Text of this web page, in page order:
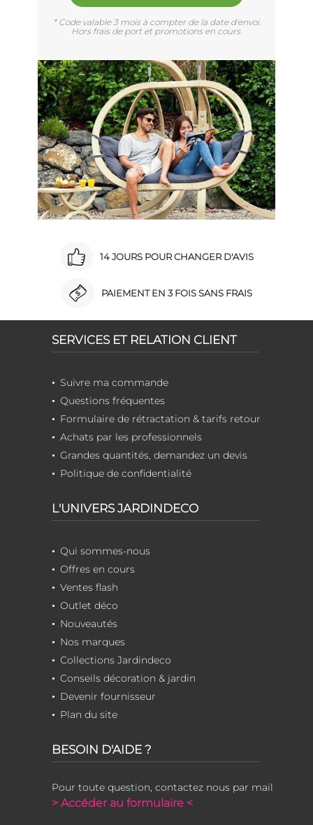
* Code valable 3 mois à compter de la date d'envoi.
Hors frais de port et promotions en cours.
14 JOURS POUR CHANGER D'AVIS
PAIEMENT EN 3 FOIS SANS FRAIS
SERVICES ET RELATION CLIENT
Suivre ma commande
Questions fréquentes
Formulaire de rétractation & tarifs retour
Achats par les professionnels
Grandes quantités, demandez un devis
Politique de confidentialité
L'UNIVERS JARDINDECO
Qui sommes-nous
Offres en cours
Ventes flash
Outlet déco
Nouveautés
Nos marques
Collections Jardindeco
Conseils décoration & jardin
Devenir fournisseur
Plan du site
BESOIN D'AIDE ?
Pour toute question, contactez nous par mail
> Accéder au formulaire <